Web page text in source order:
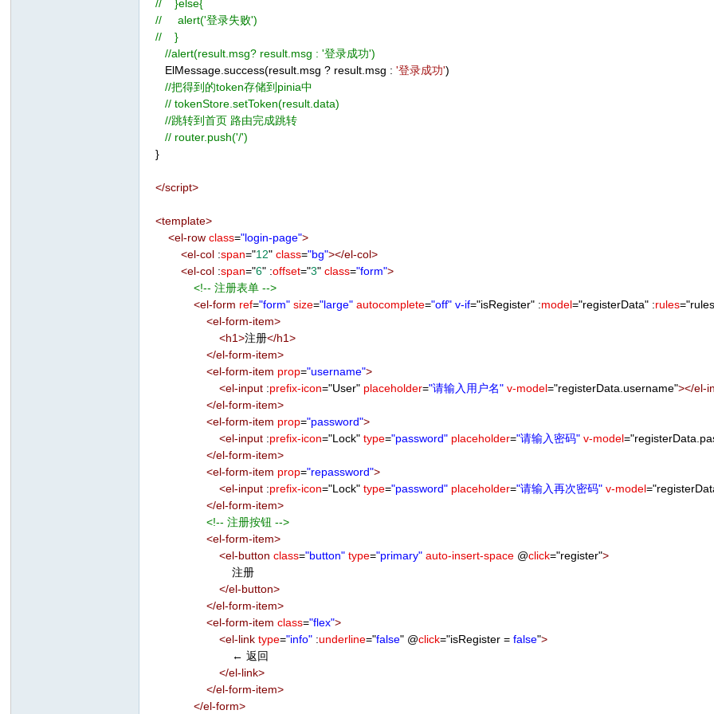
// }else{
// alert('登录失败')
// }
//alert(result.msg? result.msg : '登录成功')
ElMessage.success(result.msg ? result.msg :'登录成功')
//把得到的token存储到pinia中
// tokenStore.setToken(result.data)
//跳转到首页 路由完成跳转
// router.push('/')
}
</script>
<template>
<el-row class="login-page">
<el-col :span="12" class="bg"></el-col>
<el-col :span="6" :offset="3" class="form">
<!-- 注册表单 -->
<el-form ref="form" size="large" autocomplete="off" v-if="isRegister" :model="registerData" :rules="
<el-form-item>
<h1>注册</h1>
</el-form-item>
<el-form-item prop="username">
<el-input :prefix-icon="User" placeholder="请输入用户名" v-model="registerData.username"></el-
</el-form-item>
<el-form-item prop="password">
<el-input :prefix-icon="Lock" type="password" placeholder="请输入密码" v-model="
</el-form-item>
<el-form-item prop="repassword">
<el-input :prefix-icon="Lock" type="password" placeholder="请输入再次密码" v-model="
</el-form-item>
<!-- 注册按钮 -->
<el-form-item>
<el-button class="button" type="primary" auto-insert-space @click="register">
注册
</el-button>
</el-form-item>
<el-form-item class="flex">
<el-link type="info" :underline="false" @click="isRegister =false">
← 返回
</el-link>
</el-form-item>
</el-form>